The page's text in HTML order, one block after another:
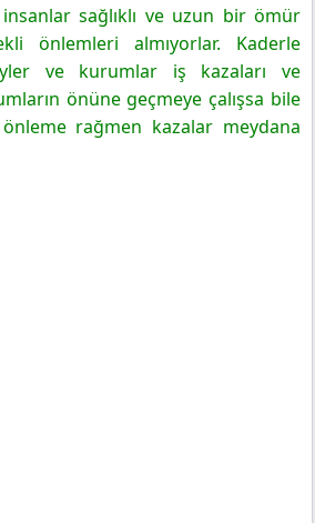
sağlıklı ve uzun bir ömür
önlemleri almıyorlar. Kaderle
ve kurumlar iş kazaları ve
önüne geçmeye çalışsa bile
rağmen kazalar meydana